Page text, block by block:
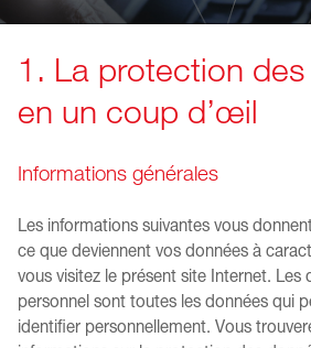
1. La protection
en un coup d’œil
Informations générales
Les informations suivantes vous
ce que deviennent vos données à
vous visitez le présent site Internet. Les
personnel sont toutes les données qui
identifier personnellement. Vous